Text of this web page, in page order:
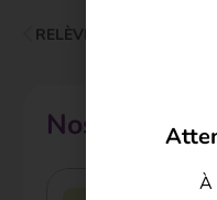
Nos autres
À